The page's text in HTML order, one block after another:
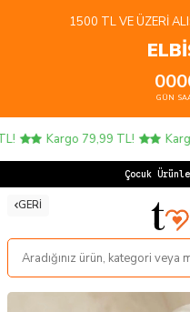
1500 TL VE ÜZERI
00
GÜN
Kargo 79,99 TL! Kargo
GERI